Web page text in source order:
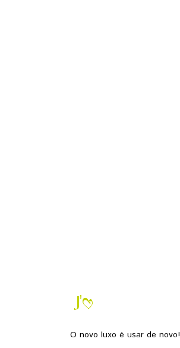
O novo luxo é usar de novo!